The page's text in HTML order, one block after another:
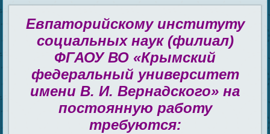
Евпаторийскому институту
социальных наук (филиал)
ФГАОУ ВО «Крымский
федеральный университет
имени В. И. Вернадского» на
постоянную работу
требуются: